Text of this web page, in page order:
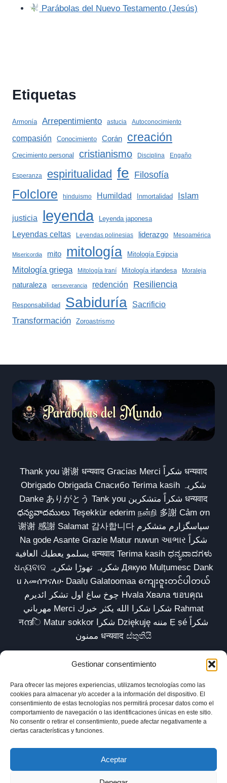
Gestionar consentimiento
Para ofrecer las mejores experiencias, utilizamos tecnologías como las
cookies para almacenar y/o acceder a la información del dispositivo. El
consentimiento de estas tecnologías nos permitirá procesar datos como el
comportamiento de navegación o las identificaciones únicas en este sitio.
No consentir o retirar el consentimiento, puede afectar negativamente a
ciertas características y funciones.
Aceptar
Parábolas del Nuevo Testamento (Jesús)
Etiquetas
Armonía Arrepentimiento astucia Autoconocimiento
compasión Conocimiento Corán creación
Crecimiento personal cristianismo Disciplina Engaño
Esperanza espiritualidad fe Filosofía
Folclore hinduismo Humildad Inmortalidad Islam
justicia leyenda Leyenda japonesa
Leyendas celtas Leyendas polinesias liderazgo Mesoamérica
Misericordia mito mitología Mitología Egipcia
Mitología griega Mitología Iraní Mitología irlandesa Moraleja
naturaleza perseverancia redención Resiliencia
Responsabilidad Sabiduría Sacrificio
Transformación Zoroastrismo
Thank you 谢谢 धन्यवाद Gracias Merci شكراً धन्यवाद
Obrigado Obrigada Спасибо Terima kasih شکریہ
Danke ありがとう Tank you شكراً متشكرين धन्यवाद
ధన్యవాదములు Teşekkür ederim நன்றி 多謝 Cảm ơn
谢谢 感謝 Salamat 감사합니다 سپاسگزارم متشکرم
Na gode Asante Grazie Matur nuwun આભાર شكراً
يسلمو يعطيك العافية धन्यवाद Terima kasih ಧನ್ಯವಾದಗಳು
ଧନ୍ୟବାଦ شکریہ تھوڑا شکریہ Дякую Mulțumesc Dank
u አመሰግናለሁ Daalụ Galatoomaa ကျေးဇူးတင်ပါတယ်
چوخ ساغ اول تشکر ائدیرم Hvala Хвала ขอบคุณ
مهرباني Merci شكرا شكرا الله يكثر خيرك Rahmat
नന്ദि Matur sokkor شكرا Dziękuję مننه Ẹ ṣé شكراً
ممنون धन्यवाद ස්තුතියි
Inicio Biblioteca Parábolas TV
Comunidad
Esencia
Blog
Política de privacidad
Aviso legal
Política de cookies (UE)